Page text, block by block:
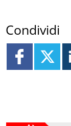
Condividi